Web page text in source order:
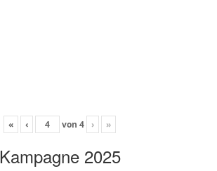
« ‹ von 4 › »
Kampagne 2025